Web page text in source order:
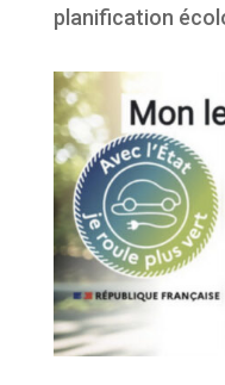
planification